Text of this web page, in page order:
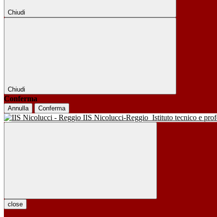
Chiudi
Chiudi
Conferma
Annulla Conferma
IIS Nicolucci-Reggio Istituto tecnico e
close